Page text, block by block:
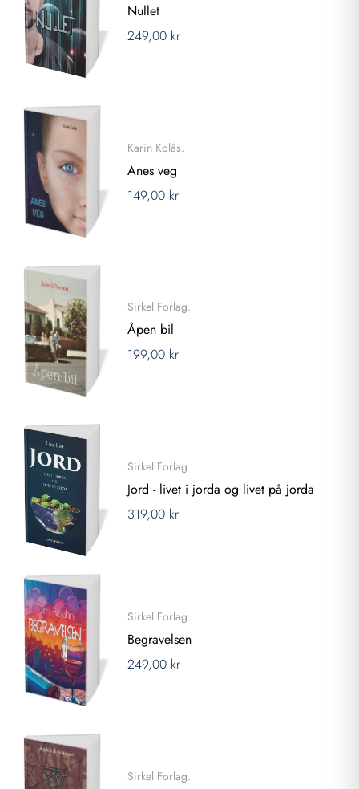
Nullet
249,00 kr
Karin Kolås.
Anes veg
149,00 kr
Sirkel Forlag.
Åpen bil
199,00 kr
Sirkel Forlag.
Jord - livet i jorda og livet på jorda
319,00 kr
Sirkel Forlag.
Begravelsen
249,00 kr
Sirkel Forlag.